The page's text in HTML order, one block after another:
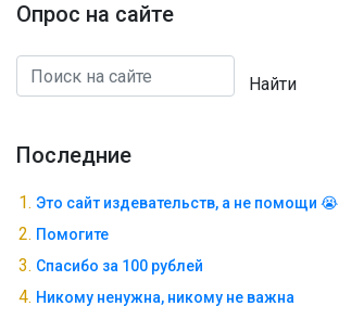
Опрос на сайте
Найти
Последние
Это сайт издевательств, а не помощи 😭
Помогите
Спасибо за 100 рублей
Никому ненужна, никому не важна